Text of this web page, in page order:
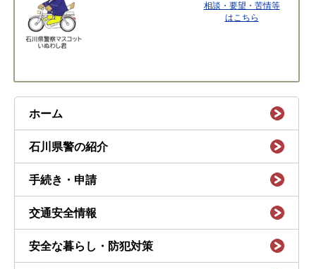
相談・要望・苦情等
はこちら
ホーム
石川県警の紹介
手続き・申請
交通安全情報
安全な暮らし・防犯対策